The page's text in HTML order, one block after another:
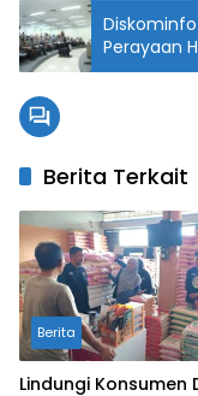
Diskominfo
Berita Terkait
Berita
Lindungi Konsumen